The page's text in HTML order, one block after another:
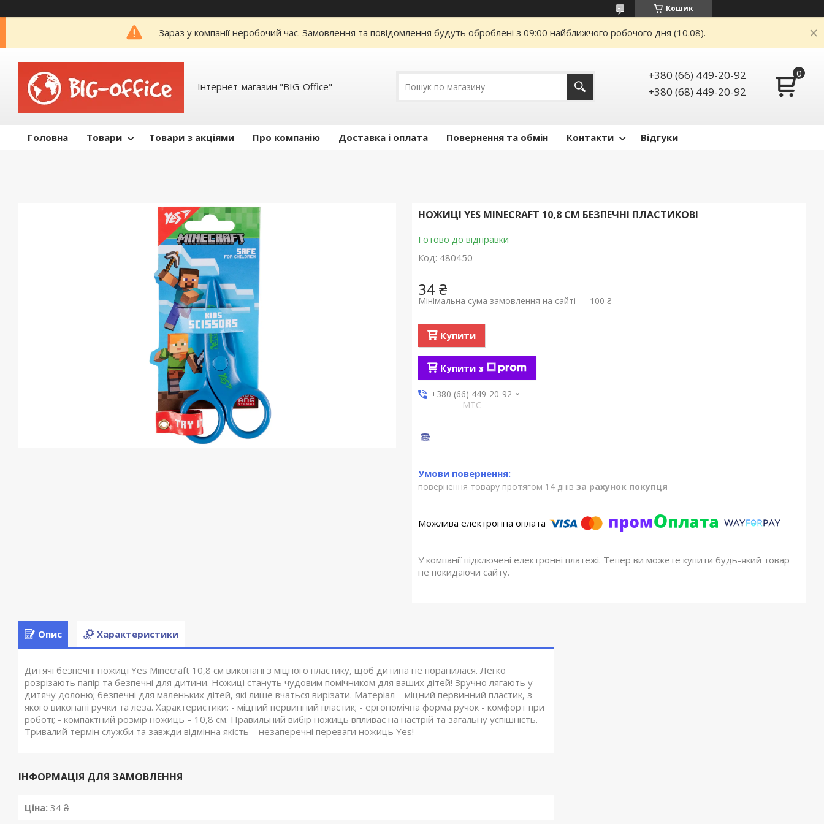
Кошик
Зараз у компанії неробочий час. Замовлення та повідомлення будуть оброблені з 09:00 найближчого робочого дня (10.08).
Інтернет-магазин "BIG-Office"
+380 (66) 449-20-92
+380 (68) 449-20-92
Головна Товари Товари з акціями Про компанію Доставка і оплата Повернення та обмін Контакти Відгуки
НОЖИЦІ YES MINECRAFT 10,8 СМ БЕЗПЕЧНІ ПЛАСТИКОВІ
Готово до відправки
Код: 480450
34 ₴
Мінімальна сума замовлення на сайті — 100 ₴
Купити
Купити з
+380 (66) 449-20-92
МТС
повернення товару протягом 14 днів за рахунок покупця
У компанії підключені електронні платежі. Тепер ви можете купити будь-який товар
не покидаючи сайту.
Опис Характеристики
Дитячі безпечні ножиці Yes Minecraft 10,8 см виконані з міцного пластику, щоб дитина не поранилася. Легко
розрізають папір та безпечні для дитини. Ножиці стануть чудовим помічником для ваших дітей! Зручно лягають у
дитячу долоню; безпечні для маленьких дітей, які лише вчаться вирізати. Матеріал – міцний первинний пластик, з
якого виконані ручки та леза. Характеристики: - міцний первинний пластик; - ергономічна форма ручок - комфорт при
роботі; - компактний розмір ножиць – 10,8 см. Правильний вибір ножиць впливає на настрій та загальну успішність.
Тривалий термін служби та завжди відмінна якість – незаперечні переваги ножиць Yes!
ІНФОРМАЦІЯ ДЛЯ ЗАМОВЛЕННЯ
Ціна: 34 ₴